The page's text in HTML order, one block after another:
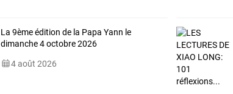
La 9ème édition de la Papa Yann le
dimanche 4 octobre 2026
4 août 2026